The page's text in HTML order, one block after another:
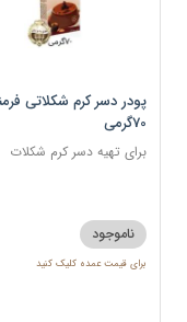
پودر دسر کرم شکلاتی
70گرمی
برای تهیه دسر کرم شکلات
ناموجود
برای قیمت عمده کلیک کنید